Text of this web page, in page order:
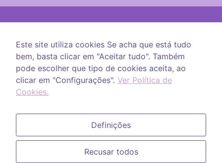
Espiritualidade
Mediunidade
Meditação
Cristais
Este site utiliza cookies Se acha que está tudo
bem, basta clicar em "Aceitar tudo". Também
pode escolher que tipo de cookies aceita, ao
clicar em "Configurações". Ver Política de
Cookies.
Definições
Recusar todos